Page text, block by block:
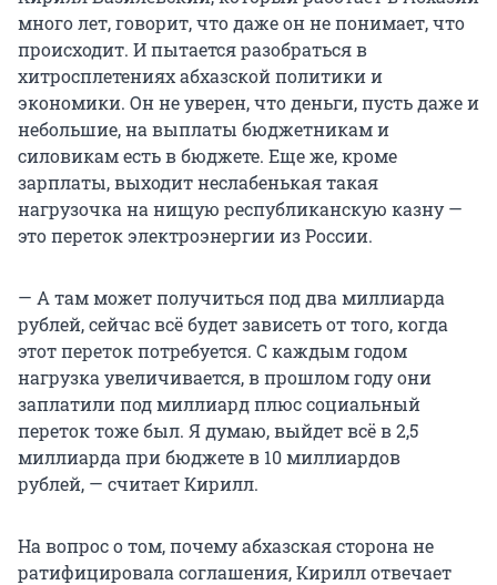
много лет, говорит, что даже он не понимает, что
происходит. И пытается разобраться в
хитросплетениях абхазской политики и
экономики. Он не уверен, что деньги, пусть даже и
небольшие, на выплаты бюджетникам и
силовикам есть в бюджете. Еще же, кроме
зарплаты, выходит неслабенькая такая
нагрузочка на нищую республиканскую казну —
это переток электроэнергии из России.
— А там может получиться под два миллиарда
рублей, сейчас всё будет зависеть от того, когда
этот переток потребуется. С каждым годом
нагрузка увеличивается, в прошлом году они
заплатили под миллиард плюс социальный
переток тоже был. Я думаю, выйдет всё в 2,5
миллиарда при бюджете в 10 миллиардов
рублей, — считает Кирилл.
На вопрос о том, почему абхазская сторона не
ратифицировала соглашения, Кирилл отвечает